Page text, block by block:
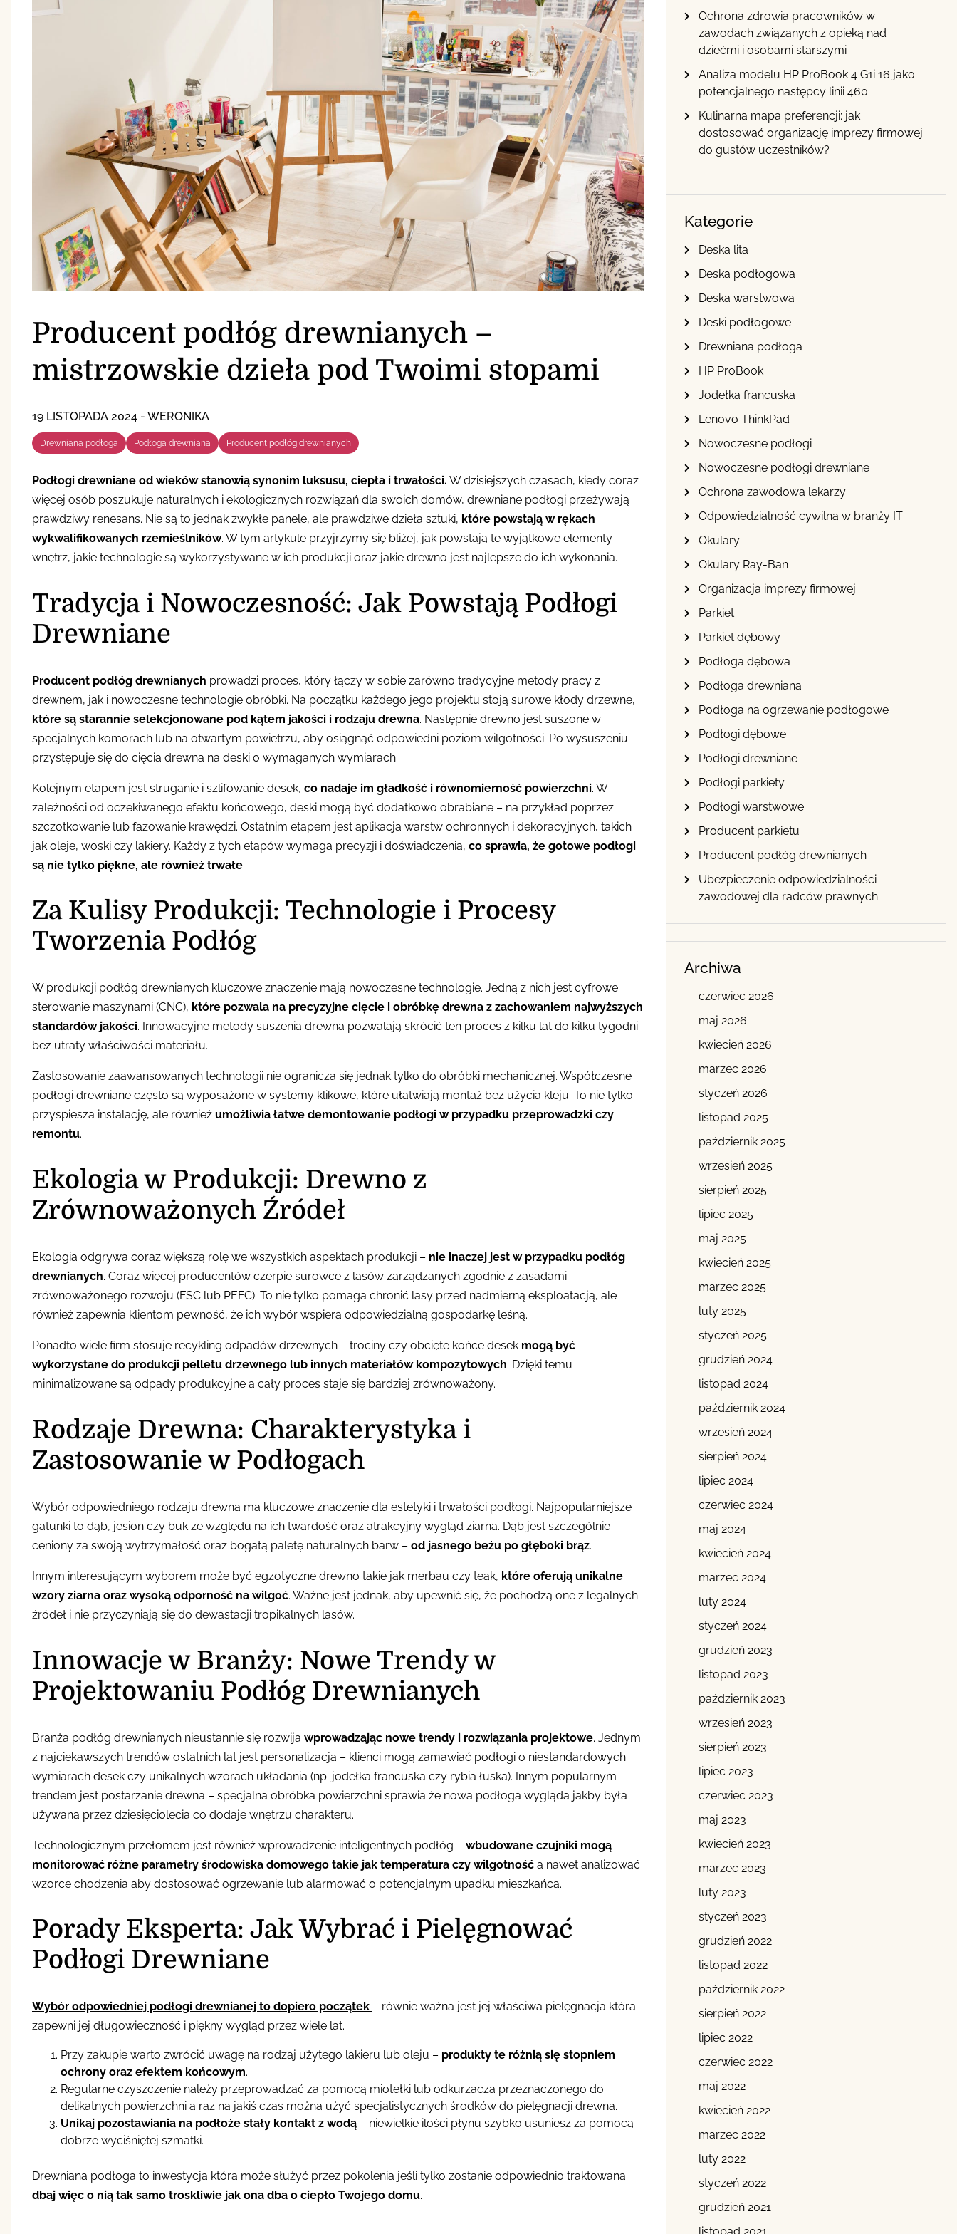
Producent podłóg drewnianych –
mistrzowskie dzieła pod Twoimi stopami
19 LISTOPADA 2024 - WERONIKA
Drewniana podłoga Podłoga drewniana Producent podłóg drewnianych
Podłogi drewniane od wieków stanowią synonim luksusu, ciepła i trwałości. W dzisiejszych czasach, kiedy coraz
więcej osób poszukuje naturalnych i ekologicznych rozwiązań dla swoich domów, drewniane podłogi przeżywają
prawdziwy renesans. Nie są to jednak zwykłe panele, ale prawdziwe dzieła sztuki, które powstają w rękach
wykwalifikowanych rzemieślników. W tym artykule przyjrzymy się bliżej, jak powstają te wyjątkowe elementy
wnętrz, jakie technologie są wykorzystywane w ich produkcji oraz jakie drewno jest najlepsze do ich wykonania.
Tradycja i Nowoczesność: Jak Powstają Podłogi
Drewniane
Producent podłóg drewnianych prowadzi proces, który łączy w sobie zarówno tradycyjne metody pracy z
drewnem, jak i nowoczesne technologie obróbki. Na początku każdego jego projektu stoją surowe kłody drzewne,
które są starannie selekcjonowane pod kątem jakości i rodzaju drewna. Następnie drewno jest suszone w
specjalnych komorach lub na otwartym powietrzu, aby osiągnąć odpowiedni poziom wilgotności. Po wysuszeniu
przystępuje się do cięcia drewna na deski o wymaganych wymiarach.
Kolejnym etapem jest struganie i szlifowanie desek, co nadaje im gładkość i równomierność powierzchni. W
zależności od oczekiwanego efektu końcowego, deski mogą być dodatkowo obrabiane – na przykład poprzez
szczotkowanie lub fazowanie krawędzi. Ostatnim etapem jest aplikacja warstw ochronnych i dekoracyjnych, takich
jak oleje, woski czy lakiery. Każdy z tych etapów wymaga precyzji i doświadczenia, co sprawia, że gotowe podłogi
są nie tylko piękne, ale również trwałe.
Za Kulisy Produkcji: Technologie i Procesy
Tworzenia Podłóg
W produkcji podłóg drewnianych kluczowe znaczenie mają nowoczesne technologie. Jedną z nich jest cyfrowe
sterowanie maszynami (CNC), które pozwala na precyzyjne cięcie i obróbkę drewna z zachowaniem najwyższych
standardów jakości. Innowacyjne metody suszenia drewna pozwalają skrócić ten proces z kilku lat do kilku tygodni
bez utraty właściwości materiału.
Zastosowanie zaawansowanych technologii nie ogranicza się jednak tylko do obróbki mechanicznej. Współczesne
podłogi drewniane często są wyposażone w systemy klikowe, które ułatwiają montaż bez użycia kleju. To nie tylko
przyspiesza instalację, ale również umożliwia łatwe demontowanie podłogi w przypadku przeprowadzki czy
remontu.
Ekologia w Produkcji: Drewno z
Zrównoważonych Źródeł
Ekologia odgrywa coraz większą rolę we wszystkich aspektach produkcji – nie inaczej jest w przypadku podłóg
drewnianych. Coraz więcej producentów czerpie surowce z lasów zarządzanych zgodnie z zasadami
zrównoważonego rozwoju (FSC lub PEFC). To nie tylko pomaga chronić lasy przed nadmierną eksploatacją, ale
również zapewnia klientom pewność, że ich wybór wspiera odpowiedzialną gospodarkę leśną.
Ponadto wiele firm stosuje recykling odpadów drzewnych – trociny czy obcięte końce desek mogą być
wykorzystane do produkcji pelletu drzewnego lub innych materiałów kompozytowych. Dzięki temu
minimalizowane są odpady produkcyjne a cały proces staje się bardziej zrównoważony.
Rodzaje Drewna: Charakterystyka i
Zastosowanie w Podłogach
Wybór odpowiedniego rodzaju drewna ma kluczowe znaczenie dla estetyki i trwałości podłogi. Najpopularniejsze
gatunki to dąb, jesion czy buk ze względu na ich twardość oraz atrakcyjny wygląd ziarna. Dąb jest szczególnie
ceniony za swoją wytrzymałość oraz bogatą paletę naturalnych barw – od jasnego beżu po głęboki brąz.
Innym interesującym wyborem może być egzotyczne drewno takie jak merbau czy teak, które oferują unikalne
wzory ziarna oraz wysoką odporność na wilgoć. Ważne jest jednak, aby upewnić się, że pochodzą one z legalnych
źródeł i nie przyczyniają się do dewastacji tropikalnych lasów.
Innowacje w Branży: Nowe Trendy w
Projektowaniu Podłóg Drewnianych
Branża podłóg drewnianych nieustannie się rozwija wprowadzając nowe trendy i rozwiązania projektowe. Jednym
z najciekawszych trendów ostatnich lat jest personalizacja – klienci mogą zamawiać podłogi o niestandardowych
wymiarach desek czy unikalnych wzorach układania (np. jodełka francuska czy rybia łuska). Innym popularnym
trendem jest postarzanie drewna – specjalna obróbka powierzchni sprawia że nowa podłoga wygląda jakby była
używana przez dziesięciolecia co dodaje wnętrzu charakteru.
Technologicznym przełomem jest również wprowadzenie inteligentnych podłóg – wbudowane czujniki mogą
monitorować różne parametry środowiska domowego takie jak temperatura czy wilgotność a nawet analizować
wzorce chodzenia aby dostosować ogrzewanie lub alarmować o potencjalnym upadku mieszkańca.
Porady Eksperta: Jak Wybrać i Pielęgnować
Podłogi Drewniane
Wybór odpowiedniej podłogi drewnianej to dopiero początek – równie ważna jest jej właściwa pielęgnacja która
zapewni jej długowieczność i piękny wygląd przez wiele lat.
Przy zakupie warto zwrócić uwagę na rodzaj użytego lakieru lub oleju – produkty te różnią się stopniem
ochrony oraz efektem końcowym.
Regularne czyszczenie należy przeprowadzać za pomocą miotełki lub odkurzacza przeznaczonego do
delikatnych powierzchni a raz na jakiś czas można użyć specjalistycznych środków do pielęgnacji drewna.
Unikaj pozostawiania na podłoże stały kontakt z wodą – niewielkie ilości płynu szybko usuniesz za pomocą
dobrze wyciśniętej szmatki.
Drewniana podłoga to inwestycja która może służyć przez pokolenia jeśli tylko zostanie odpowiednio traktowana
dbaj więc o nią tak samo troskliwie jak ona dba o ciepło Twojego domu.
Ochrona zdrowia pracowników w
zawodach związanych z opieką nad
dziećmi i osobami starszymi
Analiza modelu HP ProBook 4 G1i 16 jako
potencjalnego następcy linii 460
Kulinarna mapa preferencji: jak
dostosować organizację imprezy firmowej
do gustów uczestników?
Kategorie
Deska lita
Deska podłogowa
Deska warstwowa
Deski podłogowe
Drewniana podłoga
HP ProBook
Jodełka francuska
Lenovo ThinkPad
Nowoczesne podłogi
Nowoczesne podłogi drewniane
Ochrona zawodowa lekarzy
Odpowiedzialność cywilna w branży IT
Okulary
Okulary Ray-Ban
Organizacja imprezy firmowej
Parkiet
Parkiet dębowy
Podłoga dębowa
Podłoga drewniana
Podłoga na ogrzewanie podłogowe
Podłogi dębowe
Podłogi drewniane
Podłogi parkiety
Podłogi warstwowe
Producent parkietu
Producent podłóg drewnianych
Ubezpieczenie odpowiedzialności
zawodowej dla radców prawnych
Archiwa
czerwiec 2026
maj 2026
kwiecień 2026
marzec 2026
styczeń 2026
listopad 2025
październik 2025
wrzesień 2025
sierpień 2025
lipiec 2025
maj 2025
kwiecień 2025
marzec 2025
luty 2025
styczeń 2025
grudzień 2024
listopad 2024
październik 2024
wrzesień 2024
sierpień 2024
lipiec 2024
czerwiec 2024
maj 2024
kwiecień 2024
marzec 2024
luty 2024
styczeń 2024
grudzień 2023
listopad 2023
październik 2023
wrzesień 2023
sierpień 2023
lipiec 2023
czerwiec 2023
maj 2023
kwiecień 2023
marzec 2023
luty 2023
styczeń 2023
grudzień 2022
listopad 2022
październik 2022
sierpień 2022
lipiec 2022
czerwiec 2022
maj 2022
kwiecień 2022
marzec 2022
luty 2022
styczeń 2022
grudzień 2021